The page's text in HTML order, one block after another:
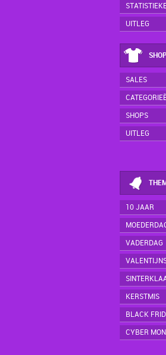
UITLEG
SALES
SHOPS
UITLEG
10 JAAR
VADERDAG
KERSTMIS
BLACK
CYBER